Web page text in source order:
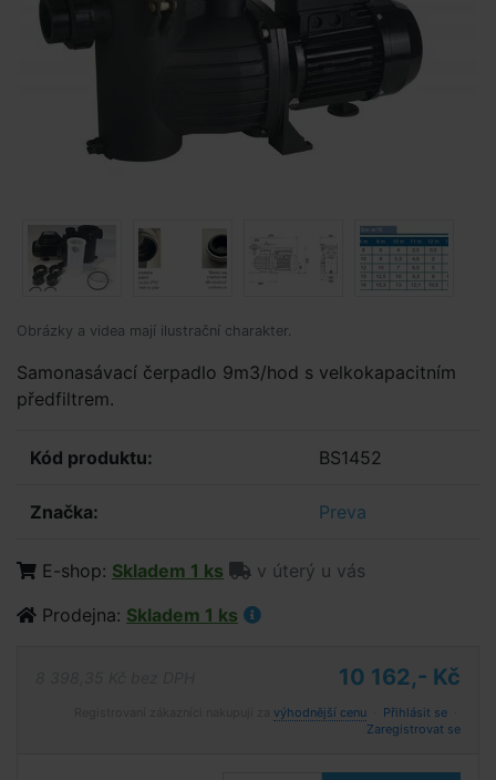
Obrázky a videa mají ilustrační charakter.
Samonasávací čerpadlo 9m3/hod s velkokapacitním
předfiltrem.
Kód produktu: BS1452
Značka: Preva
E-shop: Skladem 1 ks
v úterý u vás
Prodejna: Skladem 1 ks
10 162,- Kč
výhodnější cenu Přihlásit se
Zaregistrovat se